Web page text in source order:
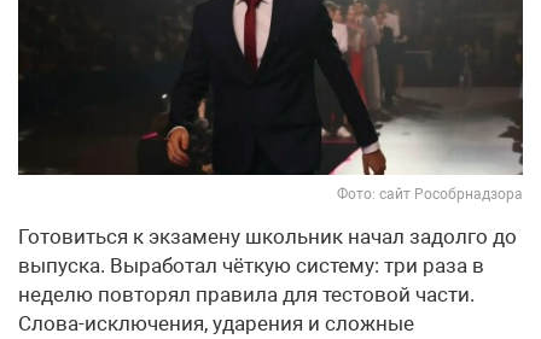
Фото: сайт Рособрнадзора
Готовиться к экзамену школьник начал задолго до
выпуска. Выработал чёткую систему: три раза в
неделю повторял правила для тестовой части.
Слова-исключения, ударения и сложные